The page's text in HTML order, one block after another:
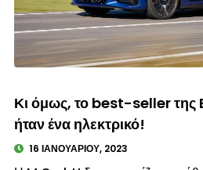
Κι όμως, το best-seller της
ήταν ένα ηλεκτρικό!
16 ΙΑΝΟΥΑΡΊΟΥ, 2023